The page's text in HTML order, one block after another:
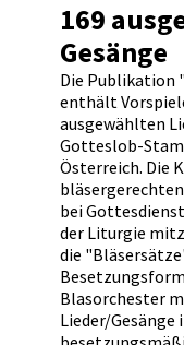
169
Gesänge
Die Publikation
enthält
ausgewählten
Gotteslob-
Österreich. Die
bei
der Liturgie
die
Blasorchester
Lieder/Gesänge